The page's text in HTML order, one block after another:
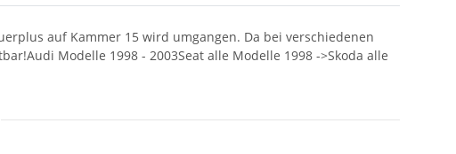
auf Kammer 15 wird umgangen. Da bei verschiedenen
Modelle 1998 - 2003Seat alle Modelle 1998 ->Skoda alle